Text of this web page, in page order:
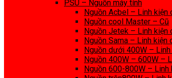
PSU – Nguồn máy tính
Nguồn Acbel – Linh kiện
Nguồn cool Master – Cũ
Nguồn Jetek – Linh kiện
Nguồn Sama – Linh kiện
Nguồn dưới 400W – Linh
Nguồn 400W – 600W –
Nguồn 600-800W – Linh